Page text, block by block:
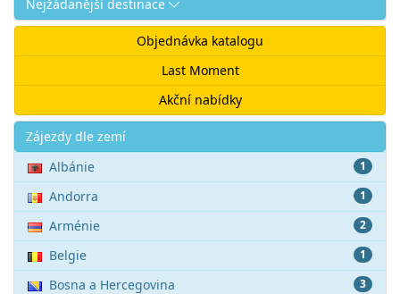
Nejžádanější destinace
Objednávka katalogu
Last Moment
Akční nabídky
Akce
Zájezdy dle zemí
1
Albánie
1
Andorra
2
Arménie
1
Belgie
3
Bosna a Hercegovina